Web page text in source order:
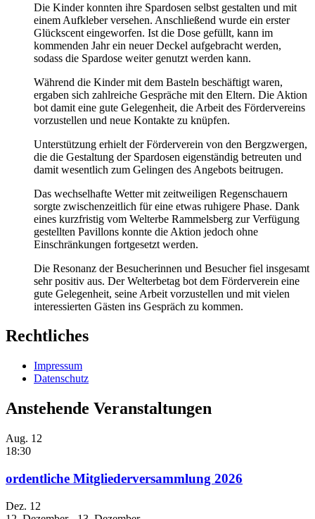
Die Kinder konnten ihre Spardosen selbst gestalten und mit
einem Aufkleber versehen. Anschließend wurde ein erster
Glückscent eingeworfen. Ist die Dose gefüllt, kann im
kommenden Jahr ein neuer Deckel aufgebracht werden,
sodass die Spardose weiter genutzt werden kann.
Während die Kinder mit dem Basteln beschäftigt waren,
ergaben sich zahlreiche Gespräche mit den Eltern. Die Aktion
bot damit eine gute Gelegenheit, die Arbeit des Fördervereins
vorzustellen und neue Kontakte zu knüpfen.
Unterstützung erhielt der Förderverein von den Bergzwergen,
die die Gestaltung der Spardosen eigenständig betreuten und
damit wesentlich zum Gelingen des Angebots beitrugen.
Das wechselhafte Wetter mit zeitweiligen Regenschauern
sorgte zwischenzeitlich für eine etwas ruhigere Phase. Dank
eines kurzfristig vom Welterbe Rammelsberg zur Verfügung
gestellten Pavillons konnte die Aktion jedoch ohne
Einschränkungen fortgesetzt werden.
Die Resonanz der Besucherinnen und Besucher fiel insgesamt
sehr positiv aus. Der Welterbetag bot dem Förderverein eine
gute Gelegenheit, seine Arbeit vorzustellen und mit vielen
interessierten Gästen ins Gespräch zu kommen.
Rechtliches
Impressum
Datenschutz
Anstehende Veranstaltungen
Aug. 12
18:30
ordentliche Mitgliederversammlung 2026
Dez. 12